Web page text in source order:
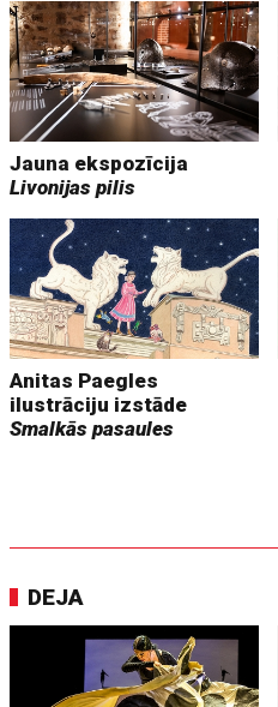
Jauna ekspozīcija
Livonijas pilis
Anitas Paegles
ilustrāciju izstāde
Smalkās pasaules
DEJA